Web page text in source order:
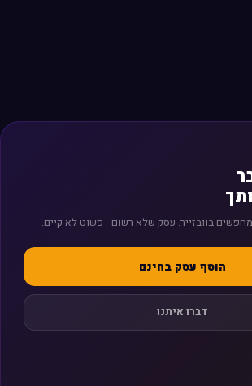
בוובזייר. עסק שלא רשום - פשוט לא קיים.
הוסף עסק בחינם
דברו איתנו